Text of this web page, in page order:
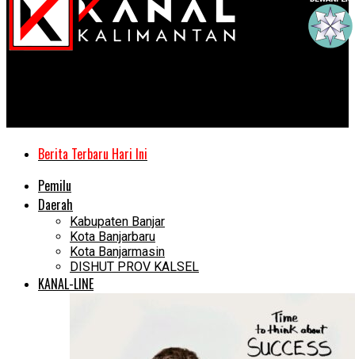
Berita Terbaru Hari Ini
Pemilu
Daerah
Kabupaten Banjar
Kota Banjarbaru
Kota Banjarmasin
DISHUT PROV KALSEL
KANAL-LINE